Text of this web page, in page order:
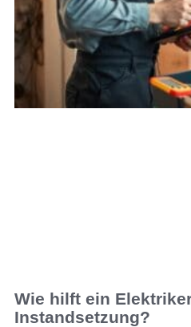
Wie hilft ein
Instandsetzung?